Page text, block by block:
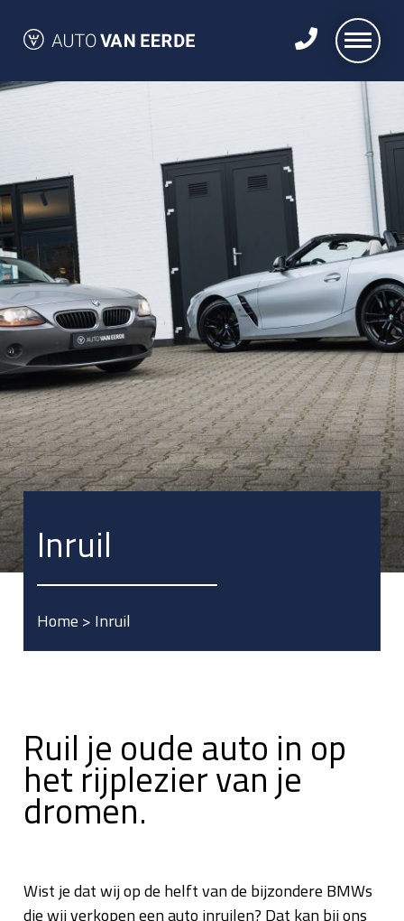
Inruil
Home > Inruil
Ruil je oude auto in op
het rijplezier van je
dromen.
Wist je dat wij op de helft van de bijzondere BMWs
die wij verkopen een auto inruilen? Dat kan bij ons